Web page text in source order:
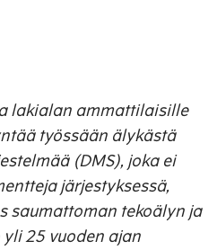
lakialan ammattilaisille
työssään älykästä
(DMS), joka ei
järjestyksessä,
saumattoman tekoälyn ja
25 vuoden ajan